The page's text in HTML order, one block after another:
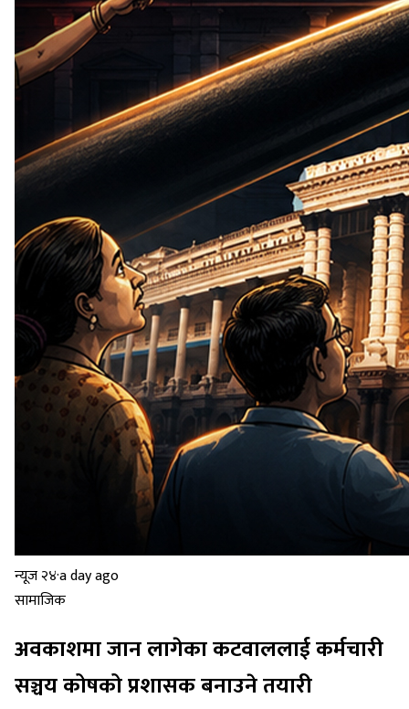
न्यूज २४·a day ago
सामाजिक
अवकाशमा जान लागेका कटवाललाई कर्मचारी
सञ्चय कोषको प्रशासक बनाउने तयारी